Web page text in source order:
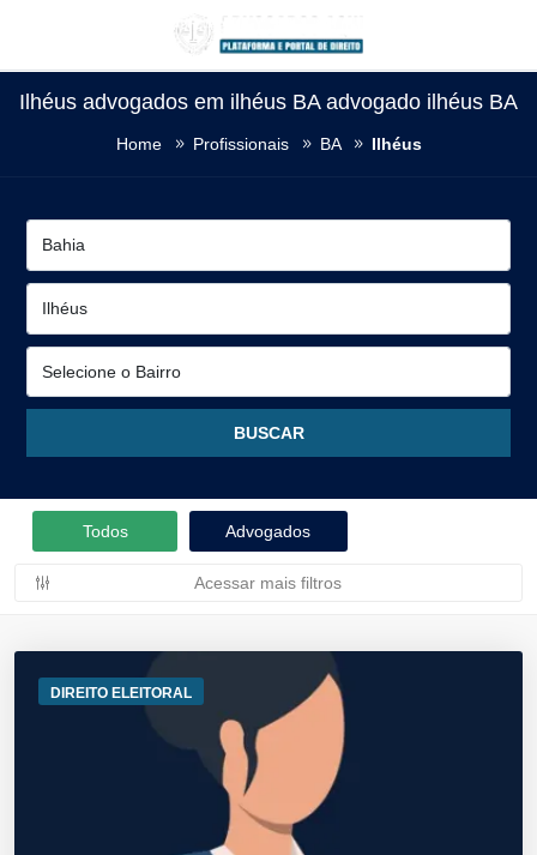
Ilhéus advogados em ilhéus BA advogado ilhéus BA
Home Profissionais BA Ilhéus
Todos Advogados
Acessar mais filtros
DIREITO ELEITORAL